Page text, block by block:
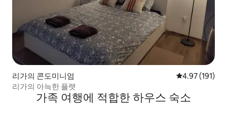
리가의 콘도미니엄 평점 4.97점(5
4.97 (191)
리가의 아늑한 플랫
가족 여행에 적합한 하우스 숙소